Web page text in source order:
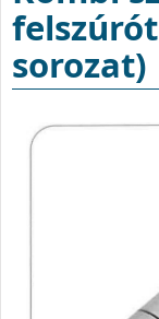
sorozat)